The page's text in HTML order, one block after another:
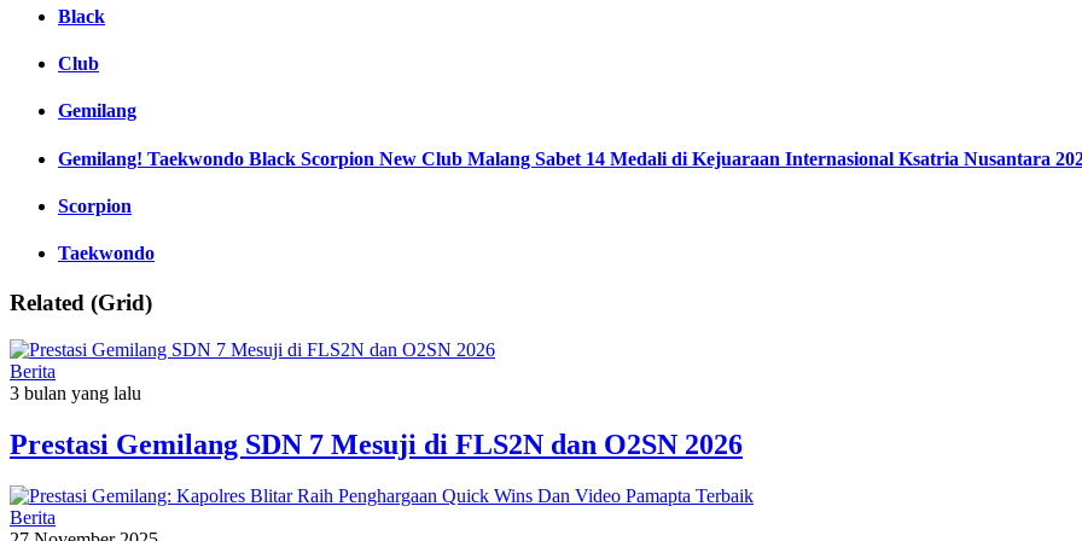
Black
Club
Gemilang
Gemilang! Taekwondo Black Scorpion New Club Malang Sabet 14 Medali di Kejuaraan Internasional Ksatria Nusantara
Scorpion
Taekwondo
Related (Grid)
Berita
3 bulan yang lalu
Prestasi Gemilang SDN 7 Mesuji di FLS2N dan O2SN 2026
Berita